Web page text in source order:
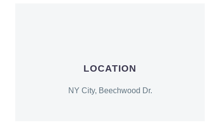
LOCATION
NY City, Beechwood Dr.